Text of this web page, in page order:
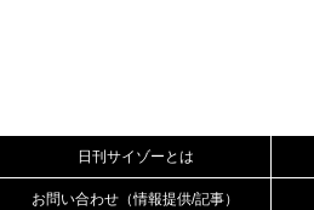
日刊サイゾーとは
お問い合わせ（情報提供/記事）